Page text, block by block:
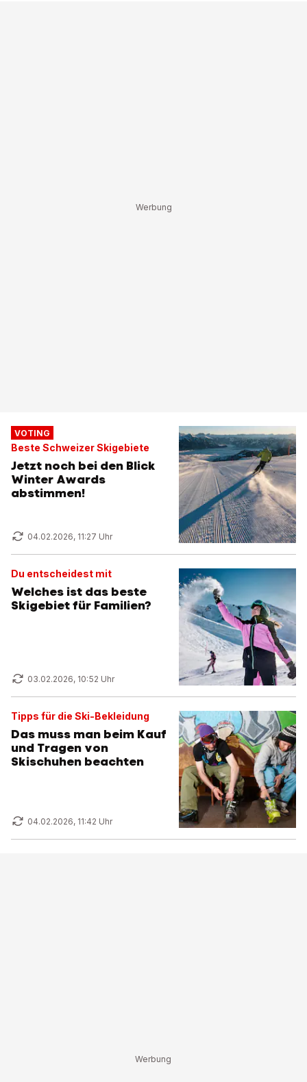
VOTING
Beste Schweizer Skigebiete
Jetzt noch bei den Blick
Winter Awards
abstimmen!
04.02.2026, 11:27 Uhr
Du entscheidest mit
Welches ist das beste
Skigebiet für Familien?
03.02.2026, 10:52 Uhr
Tipps für die Ski-Bekleidung
Das muss man beim Kauf
und Tragen von
Skischuhen beachten
04.02.2026, 11:42 Uhr